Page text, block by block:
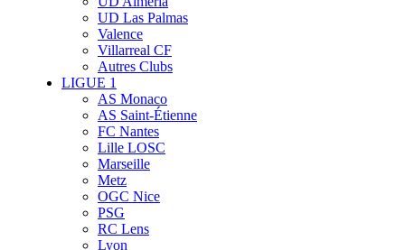
UD Las Palmas
Valence
Villarreal CF
Autres Clubs
LIGUE 1
AS Monaco
AS Saint-Étienne
FC Nantes
Lille LOSC
Marseille
Metz
OGC Nice
PSG
RC Lens
Lyon